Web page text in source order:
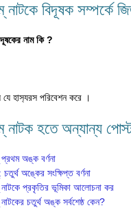
বিদূষক সম্পর্কে
নাম কি ?
যে হাস‍্যরস পরিবেশন করে ।
নাটক হতে অন্যান্য
অঙ্ক বর্ণনা
অঙ্কের সংক্ষিপ্ত বর্ণনা
প্রকৃতির ভূমিকা আলোচনা কর
চতুর্থ অঙ্ক সর্বশেষ্ঠ কেন?